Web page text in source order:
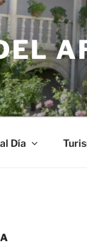
Día